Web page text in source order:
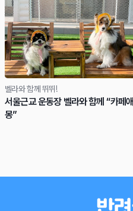
벨라와 함께 뛰뛰!
서울근교 운동장 벨라와 함께 “카페애
몽”